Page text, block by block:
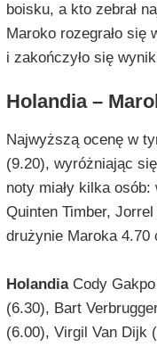
boisku, a kto zebrał
Maroko rozegrało się
i zakończyło się
Holandia –
Najwyższą ocenę w
(9.20), wyróżniając
noty miały kilka
Quinten Timber,
drużynie Maroka 4.70
HolandiaCody
(6.30), Bart
(6.00), Virgil Van Dijk